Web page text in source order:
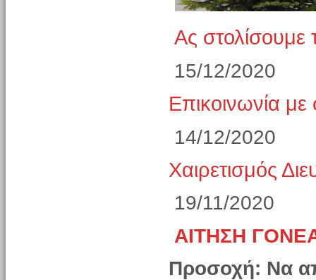
Ας στολίσουμε
15/12/2020
Επικοινωνία
14/12/2020
Χαιρετισμός
19/11/2020
ΑΙΤΗΣΗ
Προσοχή: Να